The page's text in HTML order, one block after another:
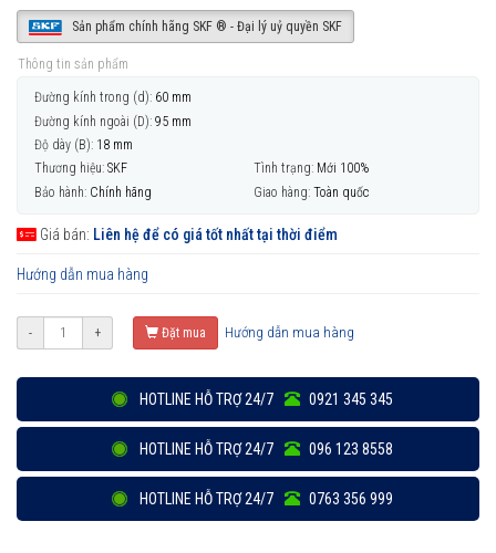
Sản phẩm chính hãng SKF ® - Đại lý uỷ quyền SKF
Thông tin sản phẩm
Đường kính trong (d): 60 mm
Đường kính ngoài (D): 95 mm
Độ dày (B): 18 mm
Thương hiệu: SKF Tình trạng: Mới 100%
Bảo hành: Chính hãng Giao hàng: Toàn quốc
Giá bán: Liên hệ để có giá tốt nhất tại thời điểm
Hướng dẫn mua hàng
- + Đặt mua Hướng dẫn mua hàng
HOTLINE HỖ TRỢ 24/7 0921 345 345
HOTLINE HỖ TRỢ 24/7 096 123 8558
HOTLINE HỖ TRỢ 24/7 0763 356 999